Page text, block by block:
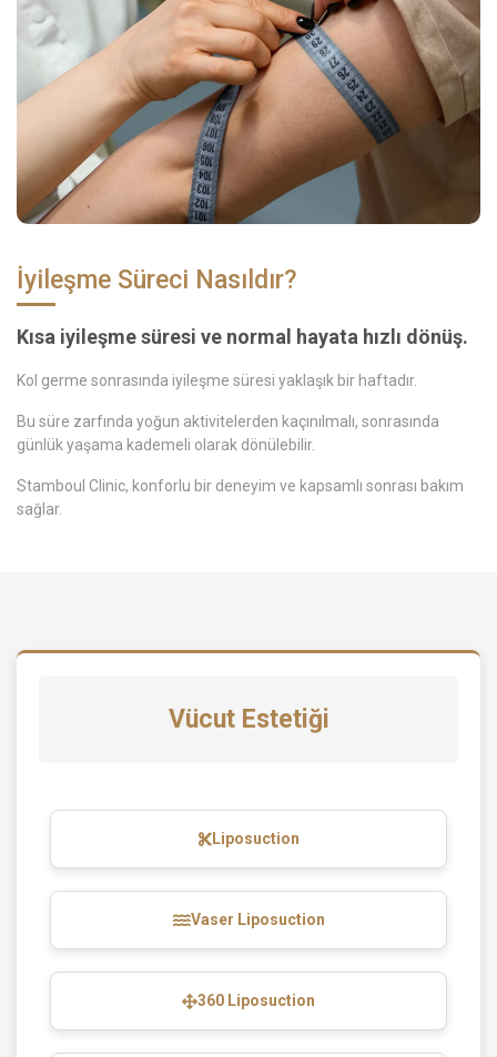
İyileşme Süreci Nasıldır?
Kısa iyileşme süresi ve normal hayata hızlı dönüş.
Kol germe sonrasında iyileşme süresi yaklaşık bir haftadır.
Bu süre zarfında yoğun aktivitelerden kaçınılmalı, sonrasında
günlük yaşama kademeli olarak dönülebilir.
Stamboul Clinic, konforlu bir deneyim ve kapsamlı sonrası bakım
sağlar.
Vücut Estetiği
Liposuction
Vaser Liposuction
360 Liposuction